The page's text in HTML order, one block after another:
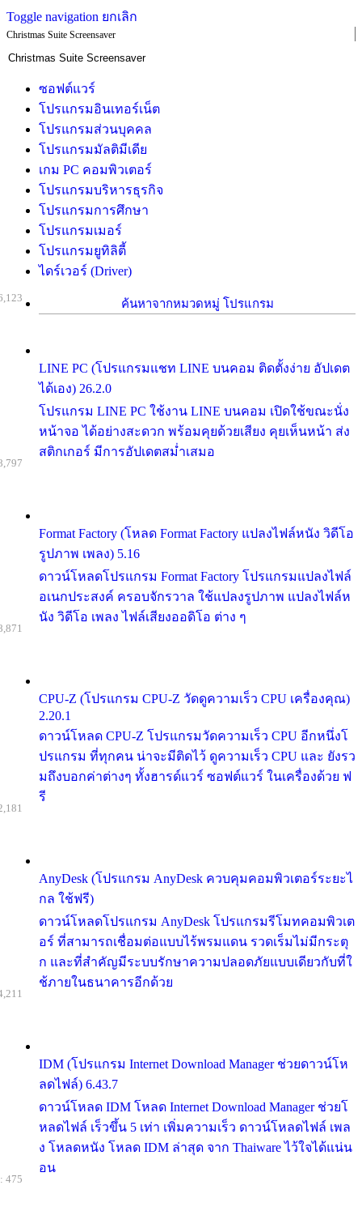
Toggle navigation ยกเลิก
Christmas Suite Screensaver
ซอฟต์แวร์
โปรแกรมอินเทอร์เน็ต
โปรแกรมส่วนบุคคล
โปรแกรมมัลติมีเดีย
เกม PC คอมพิวเตอร์
โปรแกรมบริหารธุรกิจ
โปรแกรมการศึกษา
โปรแกรมเมอร์
โปรแกรมยูทิลิตี้
ไดร์เวอร์ (Driver)
ค้นหาจากหมวดหมู่ โปรแกรม
LINE PC (โปรแกรมแชท LINE บนคอม ติดตั้งง่าย อัปเดต
ได้เอง) 26.2.0
โปรแกรม LINE PC ใช้งาน LINE บนคอม เปิดใช้ขณะนั่ง
หน้าจอ ได้อย่างสะดวก พร้อมคุยด้วยเสียง คุยเห็นหน้า ส่ง
สติกเกอร์ มีการอัปเดตสม่ำเสมอ
Format Factory (โหลด Format Factory แปลงไฟล์หนัง วิดีโอ
รูปภาพ เพลง) 5.16
ดาวน์โหลดโปรแกรม Format Factory โปรแกรมแปลงไฟล์
อเนกประสงค์ ครอบจักรวาล ใช้แปลงรูปภาพ แปลงไฟล์ห
นัง วิดีโอ เพลง ไฟล์เสียงออดิโอ ต่าง ๆ
CPU-Z (โปรแกรม CPU-Z วัดดูความเร็ว CPU เครื่องคุณ)
2.20.1
ดาวน์โหลด CPU-Z โปรแกรมวัดความเร็ว CPU อีกหนึ่งโ
ปรแกรม ที่ทุกคน น่าจะมีติดไว้ ดูความเร็ว CPU และ ยังรว
มถึงบอกค่าต่างๆ ทั้งฮารด์แวร์ ซอฟต์แวร์ ในเครื่องด้วย ฟ
รี
AnyDesk (โปรแกรม AnyDesk ควบคุมคอมพิวเตอร์ระยะไ
กล ใช้ฟรี)
ดาวน์โหลดโปรแกรม AnyDesk โปรแกรมรีโมทคอมพิวเต
อร์ ที่สามารถเชื่อมต่อแบบไร้พรมแดน รวดเร็มไม่มีกระตุ
ก และที่สำคัญมีระบบรักษาความปลอดภัยแบบเดียวกับที่ใ
ช้ภายในธนาคารอีกด้วย
IDM (โปรแกรม Internet Download Manager ช่วยดาวน์โห
ลดไฟล์) 6.43.7
ดาวน์โหลด IDM โหลด Internet Download Manager ช่วยโ
หลดไฟล์ เร็วขึ้น 5 เท่า เพิ่มความเร็ว ดาวน์โหลดไฟล์ เพล
ง โหลดหนัง โหลด IDM ล่าสุด จาก Thaiware ไว้ใจได้แน่น
อน
475